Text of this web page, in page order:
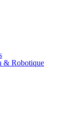
& Robotique